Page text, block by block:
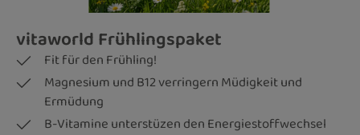
vitaworld Frühlingspaket
Fit für den Frühling!
Magnesium und B12 verringern Müdigkeit und
Ermüdung
B-Vitamine unterstüzen den Energiestoffwechsel